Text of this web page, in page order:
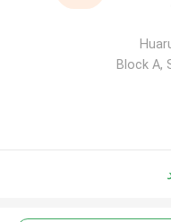
Block A,